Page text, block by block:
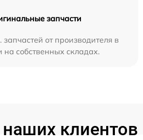
запчасти
запчастей от производителя в
на собственных складах.
клиентов